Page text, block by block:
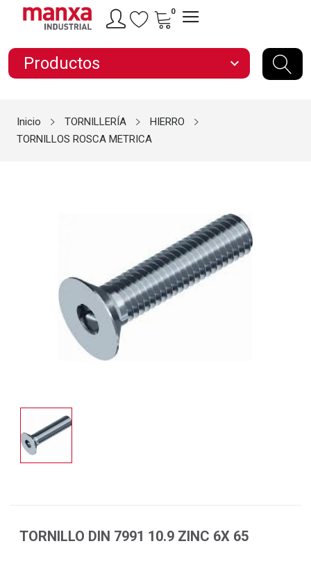
0
Productos expand_more
Inicio TORNILLERÍA
HIERRO
TORNILLOS ROSCA METRICA
TORNILLO DIN 7991 10.9 ZINC 6X 65